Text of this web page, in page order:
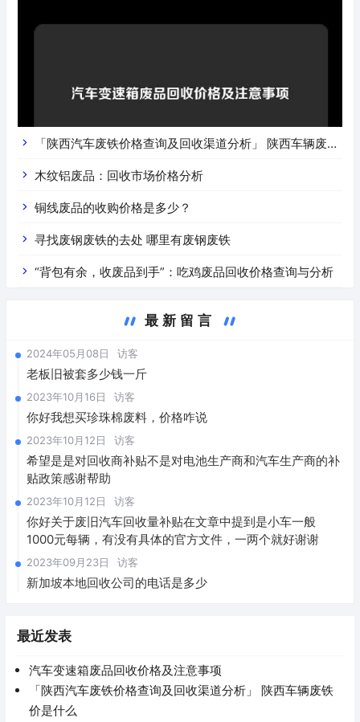
「陕西汽车废铁价格查询及回收渠道分析」 陕西车辆废铁
价是什么
木纹铝废品：回收市场价格分析
铜线废品的收购价格是多少？
寻找废钢废铁的去处 哪里有废钢废铁
“背包有余，收废品到手”：吃鸡废品回收价格查询与分析
最新留言
2024年05月08日 访客
老板旧被套多少钱一斤
2023年10月16日 访客
你好我想买珍珠棉废料，价格咋说
2023年10月12日 访客
希望是是对回收商补贴不是对电池生产商和汽车生产商的补
贴政策感谢帮助
2023年10月12日 访客
你好关于废旧汽车回收量补贴在文章中提到是小车一般
1000元每辆，有没有具体的官方文件，一两个就好谢谢
2023年09月23日 访客
新加坡本地回收公司的电话是多少
最近发表
汽车变速箱废品回收价格及注意事项
「陕西汽车废铁价格查询及回收渠道分析」 陕西车辆废铁
价是什么